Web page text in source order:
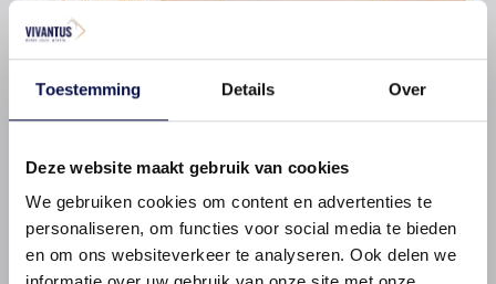
Toestemming Details Over
Deze website maakt gebruik van cookies
We gebruiken cookies om content en advertenties te
personaliseren, om functies voor social media te bieden
en om ons websiteverkeer te analyseren. Ook delen we
open keuken
plaats jouw droomkeuken